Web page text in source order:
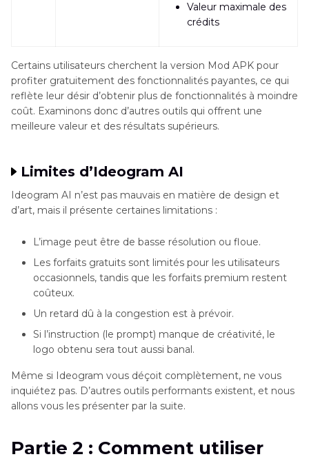
Valeur maximale des
crédits
Certains utilisateurs cherchent la version Mod APK pour
profiter gratuitement des fonctionnalités payantes, ce qui
reflète leur désir d’obtenir plus de fonctionnalités à moindre
coût. Examinons donc d’autres outils qui offrent une
meilleure valeur et des résultats supérieurs.
Limites d’Ideogram AI
Ideogram AI n’est pas mauvais en matière de design et
d’art, mais il présente certaines limitations :
L’image peut être de basse résolution ou floue.
Les forfaits gratuits sont limités pour les utilisateurs
occasionnels, tandis que les forfaits premium restent
coûteux.
Un retard dû à la congestion est à prévoir.
Si l’instruction (le prompt) manque de créativité, le
logo obtenu sera tout aussi banal.
Même si Ideogram vous déçoit complètement, ne vous
inquiétez pas. D’autres outils performants existent, et nous
allons vous les présenter par la suite.
Partie 2 : Comment utiliser